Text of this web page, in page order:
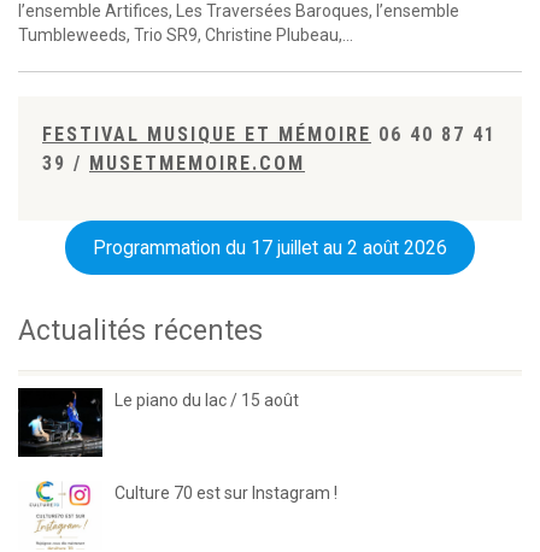
l’ensemble Artifices, Les Traversées Baroques, l’ensemble
Tumbleweeds, Trio SR9, Christine Plubeau,…
FESTIVAL MUSIQUE ET MÉMOIRE 06 40 87 41
39 / MUSETMEMOIRE.COM
Programmation du 17 juillet au 2 août 2026
Actualités récentes
Le piano du lac / 15 août
Culture 70 est sur Instagram !